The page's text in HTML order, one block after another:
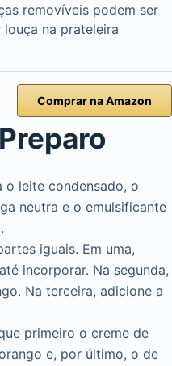
removíveis podem ser
louça na prateleira
Comprar na Amazon
o leite condensado, o
neutra e o emulsificante
iguais. Em uma,
incorporar. Na segunda,
Na terceira, adicione a
primeiro o creme de
e, por último, o de